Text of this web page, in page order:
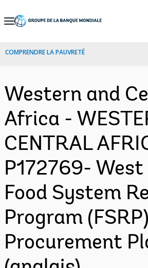
Skip
Navigation
COMPRENDRE LA PAUVRETÉ
Western and
Africa -
CENTRAL
P172769-
Food System
Program
Procurement